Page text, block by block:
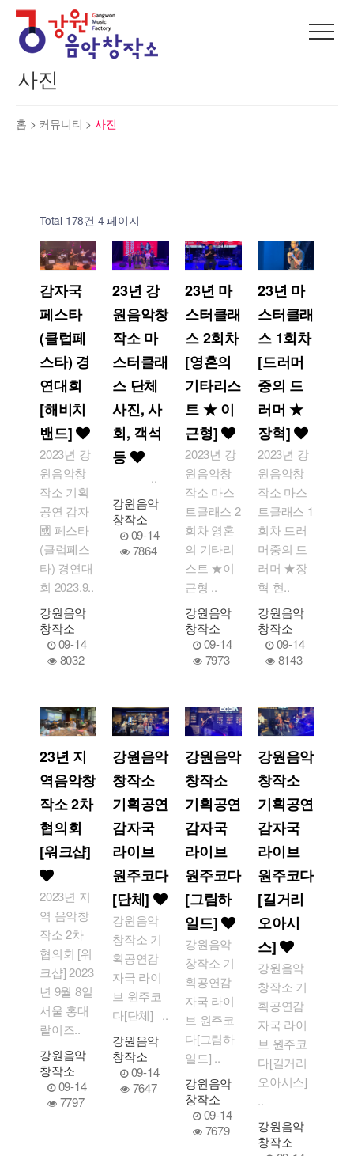
사진
홈 > 커뮤니티 > 사진
Total 178건 4 페이지
감자국
페스타
(클럽페
스타) 경
연대회
[해비치
밴드]
2023년 강
원음악창
작소 기획
공연 감자
國 페스타
(클럽페스
타) 경연대
회 2023.9..
강원음악
창작소
09-14
8032
23년 강
원음악창
작소 마
스터클래
스 단체
사진, 사
회, 객석
등
..
강원음악
창작소
09-14
7864
23년 마
스터클래
스 2회차
[영혼의
기타리스
트 ★ 이
근형]
2023년 강
원음악창
작소 마스
트클래스 2
회차 영혼
의 기타리
스트 ★이
근형 ..
강원음악
창작소
09-14
7973
23년 마
스터클래
스 1회차
[드러머
중의 드
러머 ★
장혁]
2023년 강
원음악창
작소 마스
트클래스 1
회차 드러
머중의 드
러머 ★장
혁 현..
강원음악
창작소
09-14
8143
23년 지
역음악창
작소 2차
협의회
[워크샵]
2023년 지
역 음악창
작소 2차
협의회 [워
크샵] 2023
년 9월 8일
서울 홍대
랄이즈..
강원음악
창작소
09-14
7797
강원음악
창작소
기획공연
감자국
라이브
원주코다
[단체]
강원음악
창작소 기
획공연감
자국 라이
브 원주코
다[단체] ..
강원음악
창작소
09-14
7647
강원음악
창작소
기획공연
감자국
라이브
원주코다
[그림하
일드]
강원음악
창작소 기
획공연감
자국 라이
브 원주코
다[그림하
일드] ..
강원음악
창작소
09-14
7679
강원음악
창작소
기획공연
감자국
라이브
원주코다
[길거리
오아시
스]
강원음악
창작소 기
획공연감
자국 라이
브 원주코
다[길거리
오아시스]
..
강원음악
창작소